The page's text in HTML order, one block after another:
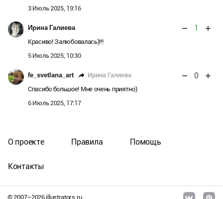
3 Июль 2025, 19:16
Ирина Галиева 1
Красиво! Залюбовалась)!!!
5 Июль 2025, 10:30
fe_svetlana_art Ирина Галиева 0
Спасибо большое! Мне очень приятно)
6 Июль 2025, 17:17
© 2007–2026illustrators.ru
О проекте Правила Помощь
Контакты